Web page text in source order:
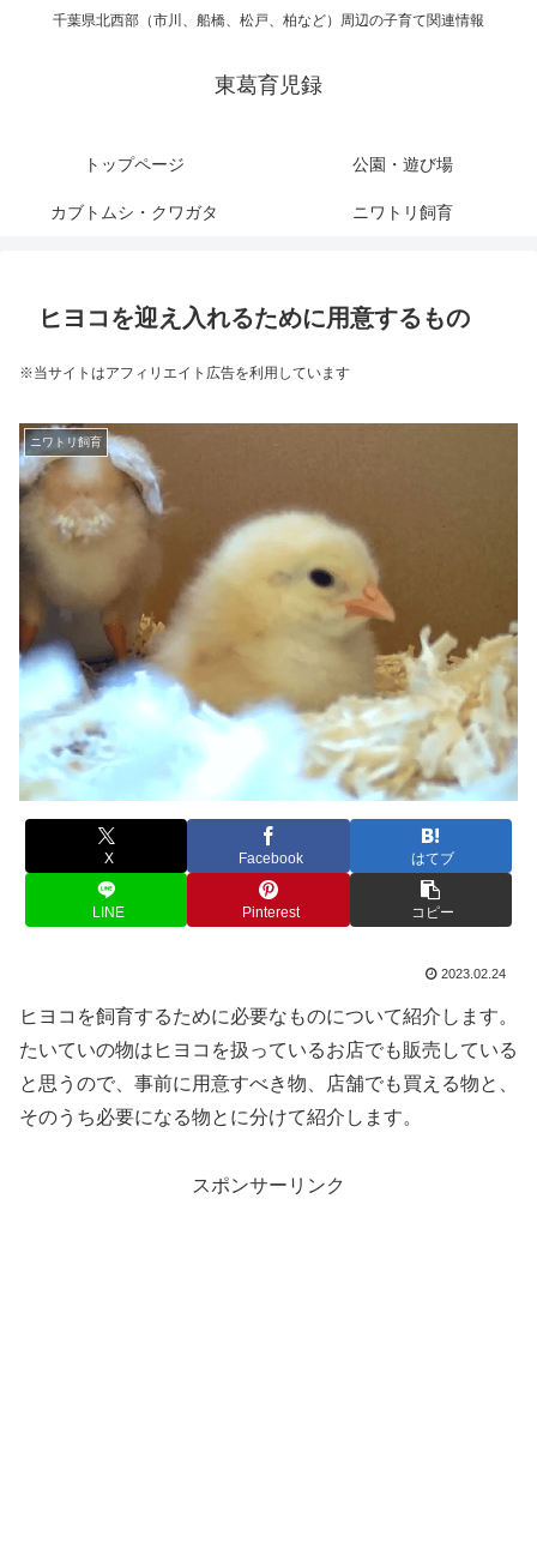
千葉県北西部（市川、船橋、松戸、柏など）周辺の子育て関連情報
東葛育児録
トップページ 公園・遊び場
カブトムシ・クワガタ ニワトリ飼育
ヒヨコを迎え入れるために用意するもの
※当サイトはアフィリエイト広告を利用しています
ニワトリ飼育
X Facebook はてブ
LINE Pinterest コピー
2023.02.24
ヒヨコを飼育するために必要なものについて紹介します。
たいていの物はヒヨコを扱っているお店でも販売している
と思うので、事前に用意すべき物、店舗でも買える物と、
そのうち必要になる物とに分けて紹介します。
スポンサーリンク